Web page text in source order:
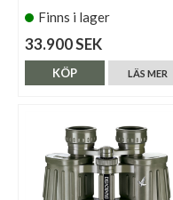
Finns i lager
33.900 SEK
LÄS MER
KÖP